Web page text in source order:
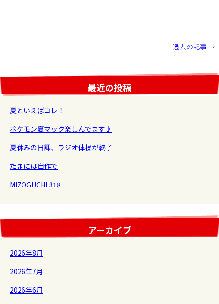
ー
過去の記事 →
最近の投稿
夏といえばコレ！
ポケモン夏マック楽しんでます♪
夏休みの日課、ラジオ体操が終了
たまには自作で
MIZOGUCHI #18
アーカイブ
2026年8月
2026年7月
2026年6月